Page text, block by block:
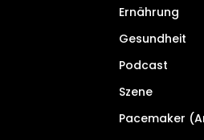
Ernährung
Gesundheit
Podcast
Szene
Pacemaker